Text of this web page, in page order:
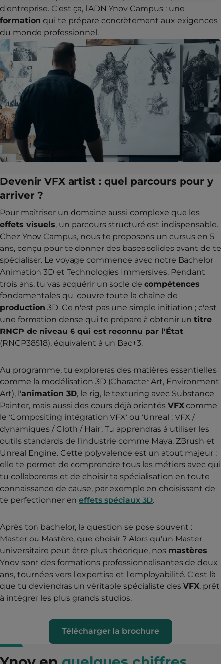
d'entreprise. C'est ça, l'ADN Ynov Campus : une
formation qui te prépare concrètement aux exigences
du monde professionnel.
Devenir VFX artist : quel parcours pour y
arriver ?
Pour maîtriser un domaine aussi complexe que les
effets visuels, un parcours structuré est indispensable.
Chez Ynov Campus, nous te proposons un cursus en 5
ans, conçu pour te donner des bases solides avant de te
spécialiser. Le voyage commence avec notre Bachelor
Animation 3D et Technologies Immersives. Pendant
trois ans, tu vas acquérir un socle de compétences
fondamentales qui couvre toute la chaîne de
production 3D. Ce n'est pas une simple initiation ; c'est
une formation dense qui te prépare à obtenir un titre
RNCP de niveau 6 qui est reconnu par l'État
(RNCP38518), équivalent à un Bac+3.
Au programme, tu exploreras des matières essentielles
comme la modélisation 3D (Character Art, Environment
Art), l'animation 3D, le rig, le texturing avec Substance
Painter, mais aussi des cours déjà orientés VFX comme
le 'Compositing intégration VFX' ou 'Unreal : VFX /
dynamiques / Cloth / Hair'. Tu apprendras à utiliser les
outils standards de l'industrie comme Maya, ZBrush et
Unreal Engine. Cette polyvalence est un atout majeur :
elle te permet de comprendre tous les métiers avec qui
tu collaboreras et de choisir ta spécialisation en toute
connaissance de cause, par exemple en choisissant de
te perfectionner en effets spéciaux 3D.
Après ton bachelor, la question se pose souvent :
Master ou Mastère, que choisir ? Alors qu'un Master
universitaire peut être plus théorique, nos mastères
Ynov sont des formations professionnalisantes de deux
ans, tournées vers l'expertise et l'employabilité. C'est là
que tu deviendras un véritable spécialiste des VFX, prêt
à intégrer les plus grands studios.
Télécharger la brochure